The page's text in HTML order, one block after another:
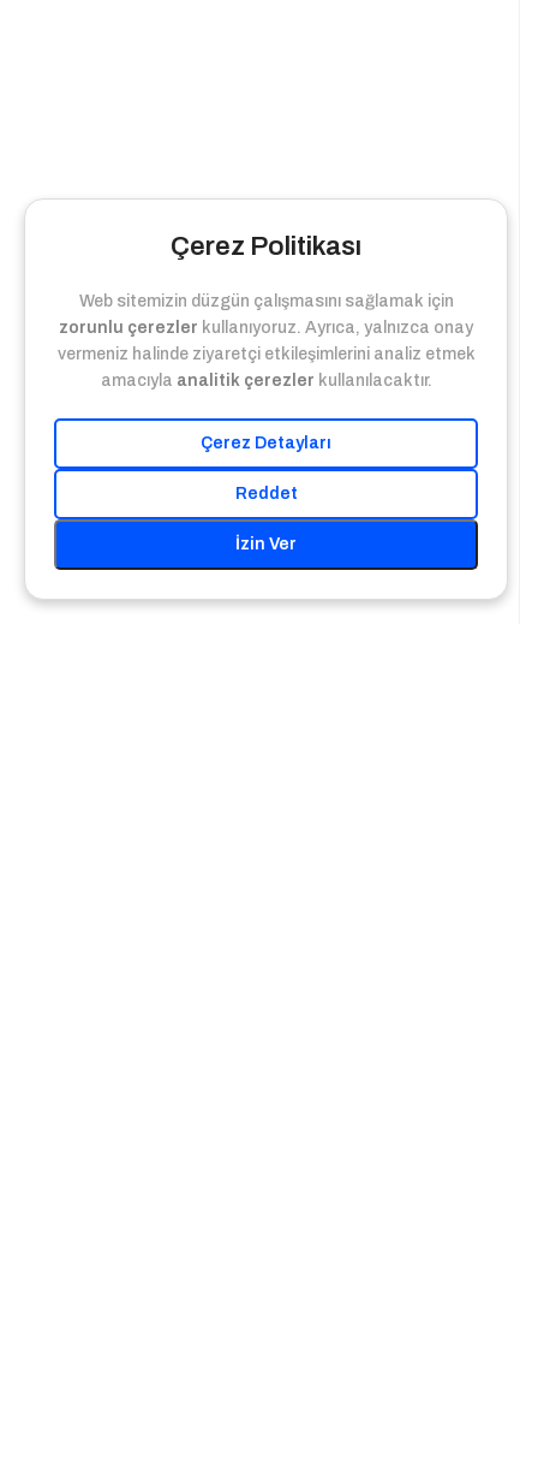
Çerez Politikası
Web sitemizin düzgün çalışmasını sağlamak için
zorunlu çerezler kullanıyoruz. Ayrıca, yalnızca onay
vermeniz halinde ziyaretçi etkileşimlerini analiz etmek
amacıyla analitik çerezler kullanılacaktır.
Çerez Detayları
Reddet
İzin Ver